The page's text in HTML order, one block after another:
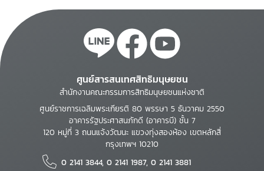
ศูนย์สารสนเทศสิทธิมนุษยชน
สำนักงานคณะกรรมการสิทธิมนุษยชนแห่งชาติ
ศูนย์ราชการเฉลิมพระเกียรติ 80 พรรษา 5 ธันวาคม 2550
อาคารรัฐประศาสนภักดี (อาคารบี) ชั้น 7
120 หมู่ที่ 3 ถนนแจ้งวัฒนะ แขวงทุ่งสองห้อง เขตหลักสี่
กรุงเทพฯ 10210
0 2141 3844, 0 2141 1987, 0 2141 3881